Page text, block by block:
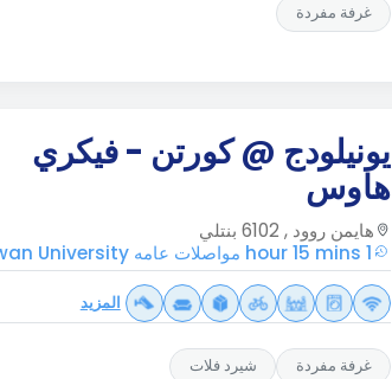
غرفة مفردة
يونيلودج @ كورتن - فيكري
هاوس
هايمن روود , 6102 بنتلي
1 hour 15 mins مواصلات عامه Edith Cowan University
المزيد
غرفة مفردة شيرد فلات